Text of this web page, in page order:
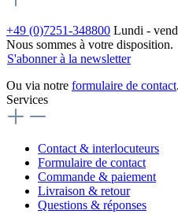
+49 (0)7251-348800 Lundi -
Nous sommes à votre disposition.
S'abonner à la newsletter
Ou via notre formulaire de contact.
Services
Contact & interlocuteurs
Formulaire de contact
Commande & paiement
Livraison & retour
Questions & réponses